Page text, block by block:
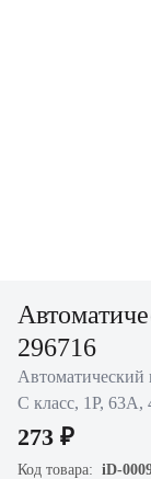
296716
C класс, 1P,
273 ₽
Код товара: iD-